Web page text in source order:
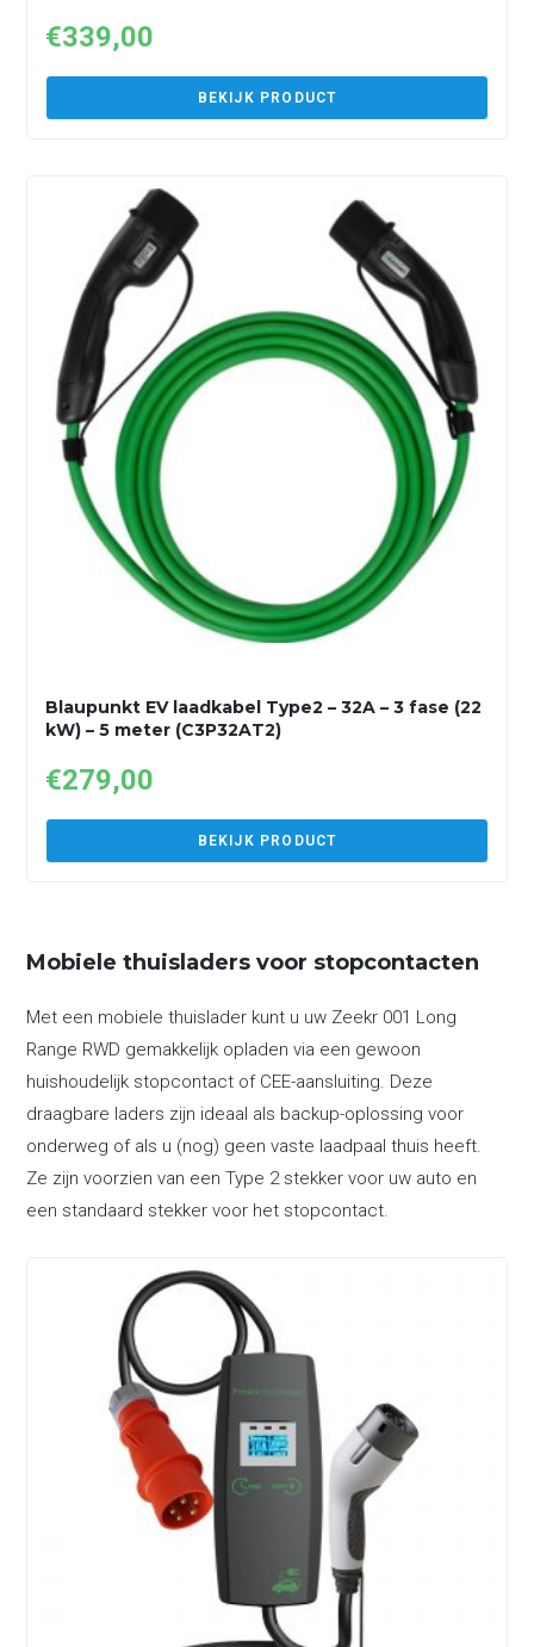
€339,00
BEKIJK PRODUCT
Blaupunkt EV laadkabel Type2 – 32A – 3 fase (22
kW) – 5 meter (C3P32AT2)
€279,00
BEKIJK PRODUCT
Mobiele thuisladers voor stopcontacten
Met een mobiele thuislader kunt u uw Zeekr 001 Long
Range RWD gemakkelijk opladen via een gewoon
huishoudelijk stopcontact of CEE-aansluiting. Deze
draagbare laders zijn ideaal als backup-oplossing voor
onderweg of als u (nog) geen vaste laadpaal thuis heeft.
Ze zijn voorzien van een Type 2 stekker voor uw auto en
een standaard stekker voor het stopcontact.